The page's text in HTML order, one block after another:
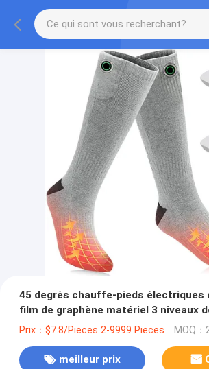
45 degrés chauffe-pieds électriques
film de graphène matériel 3 niveaux
Prix：$7.8/Pieces 2-9999 Pieces MOQ
meilleur prix